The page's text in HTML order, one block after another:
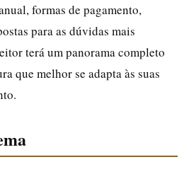
formas de pagamento,
para as dúvidas mais
terá um panorama completo
que melhor se adapta às suas